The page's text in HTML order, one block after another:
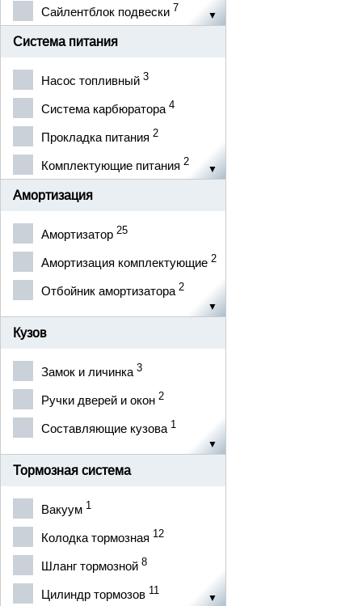
1
Димитровоград2
ЕЛХОВО5
ЗМЗ12
ЗУБОВА ПОЛЯНА2
КАМЕНЕЦ-ПОДОЛЬСКИЙ
КИНЕШМА
КИРОВ
КРЕМЕНЧУГ
Калуга
Лого-Д2
МЗАТЭ3
МОТОР СИЧ2
НАЧАЛО4
Нет2
ОРЕНБУРГ1
ОТК1
Орел3
Сайлентблок подвески 7
Шаровая опора
Система питания
Насос топливный 3
Система карбюратора 4
Прокладка питания 2
Комплектующие питания 2
Гофра возд фильтра
Амортизация
Амортизатор 25
Амортизация комплектующие 2
Отбойник амортизатора 2
Кузов
Замок и личинка 3
Ручки дверей и окон 2
Составляющие кузова 1
Тормозная система
Вакуум 1
Колодка тормозная 12
Шланг тормозной 8
Цилиндр тормозов 11